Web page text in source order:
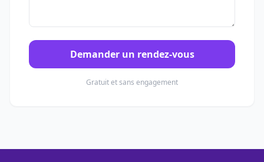
Demander un rendez-vous
Gratuit et sans engagement